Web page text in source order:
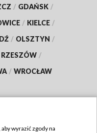
/ GDAŃSK /
/ KIELCE /
/ OLSZTYN /
RZESZÓW /
/ WROCŁAW
wyrazić zgody na